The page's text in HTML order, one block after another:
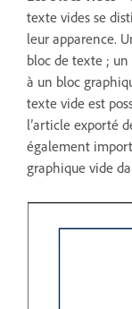
texte vides se
leur apparence.
bloc de texte ;
à un bloc
texte vide est
l’article exporté
également
graphique vide